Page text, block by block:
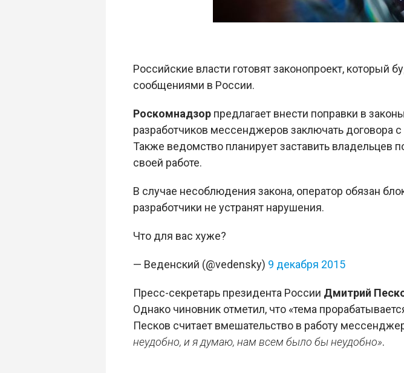
Российские власти готовят законопроект, который
сообщениями в России.
Роскомнадзорпредлагает внести поправки в
разработчиков мессенджеров заключать договора
Также ведомство планирует заставить владельцев
своей работе.
В случае несоблюдения закона, оператор обязан
разработчики не устранят нарушения.
Что для вас хуже?
— Веденский (@vedensky) 9 декабря 2015
Пресс-секретарь президента России Дмитрий
Однако чиновник отметил, что «тема
Песков считает вмешательство в работу
неудобно, и я думаю, нам всем было бы неудобно».